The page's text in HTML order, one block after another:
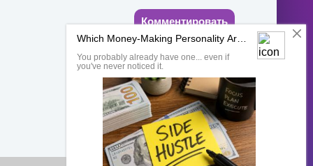
Комментировать
00:00